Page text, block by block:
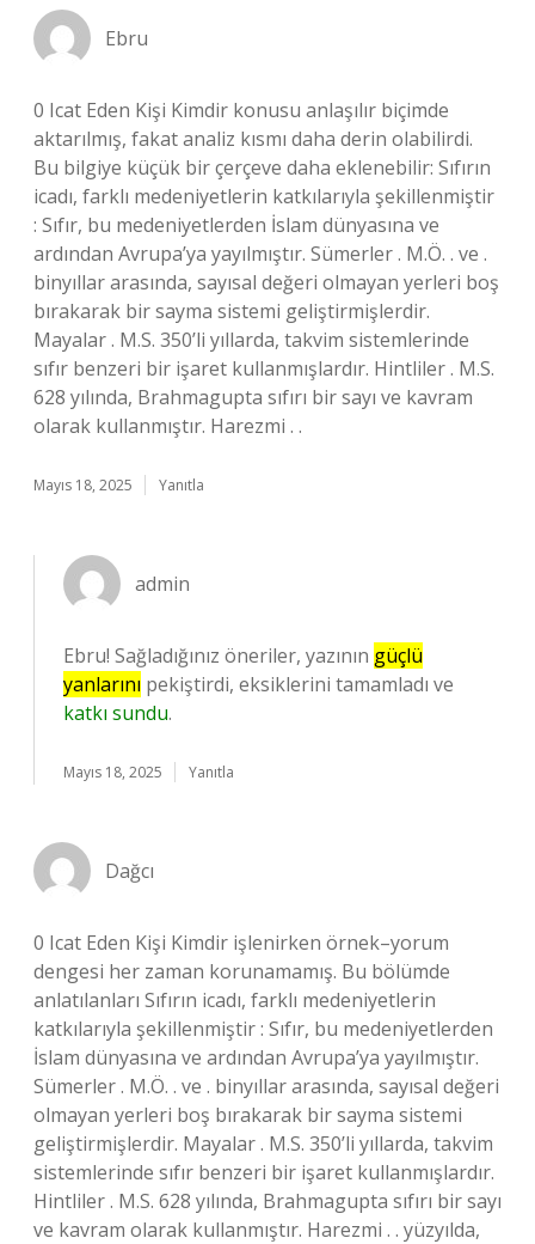
Ebru
0 Icat Eden Kişi Kimdir konusu anlaşılır biçimde
aktarılmış, fakat analiz kısmı daha derin olabilirdi.
Bu bilgiye küçük bir çerçeve daha eklenebilir: Sıfırın
icadı, farklı medeniyetlerin katkılarıyla şekillenmiştir
: Sıfır, bu medeniyetlerden İslam dünyasına ve
ardından Avrupa’ya yayılmıştır. Sümerler . M.Ö. . ve .
binyıllar arasında, sayısal değeri olmayan yerleri boş
bırakarak bir sayma sistemi geliştirmişlerdir.
Mayalar . M.S. 350’li yıllarda, takvim sistemlerinde
sıfır benzeri bir işaret kullanmışlardır. Hintliler . M.S.
628 yılında, Brahmagupta sıfırı bir sayı ve kavram
olarak kullanmıştır. Harezmi . .
Mayıs 18, 2025 Yanıtla
admin
Ebru! Sağladığınız öneriler, yazının güçlü
yanlarını pekiştirdi, eksiklerini tamamladı ve
katkı sundu.
Mayıs 18, 2025 Yanıtla
Dağcı
0 Icat Eden Kişi Kimdir işlenirken örnek–yorum
dengesi her zaman korunamamış. Bu bölümde
anlatılanları Sıfırın icadı, farklı medeniyetlerin
katkılarıyla şekillenmiştir : Sıfır, bu medeniyetlerden
İslam dünyasına ve ardından Avrupa’ya yayılmıştır.
Sümerler . M.Ö. . ve . binyıllar arasında, sayısal değeri
olmayan yerleri boş bırakarak bir sayma sistemi
geliştirmişlerdir. Mayalar . M.S. 350’li yıllarda, takvim
sistemlerinde sıfır benzeri bir işaret kullanmışlardır.
Hintliler . M.S. 628 yılında, Brahmagupta sıfırı bir sayı
ve kavram olarak kullanmıştır. Harezmi . . yüzyılda,